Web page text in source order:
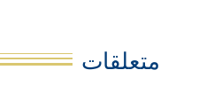
متعلقات